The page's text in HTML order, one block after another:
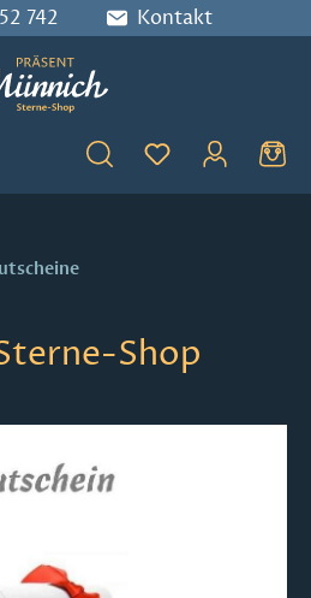
742 Kontakt
Du hast 0
Shop